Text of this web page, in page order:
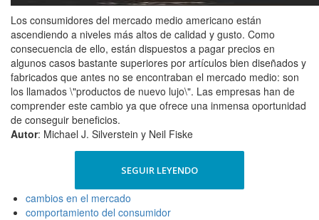
Los consumidores del mercado medio americano están
ascendiendo a niveles más altos de calidad y gusto. Como
consecuencia de ello, están dispuestos a pagar precios en
algunos casos bastante superiores por artículos bien diseñados y
fabricados que antes no se encontraban el mercado medio: son
los llamados \"productos de nuevo lujo\". Las empresas han de
comprender este cambio ya que ofrece una inmensa oportunidad
de conseguir beneficios.
Autor: Michael J. Silverstein y Neil Fiske
SEGUIR LEYENDO
cambios en el mercado
comportamiento del consumidor